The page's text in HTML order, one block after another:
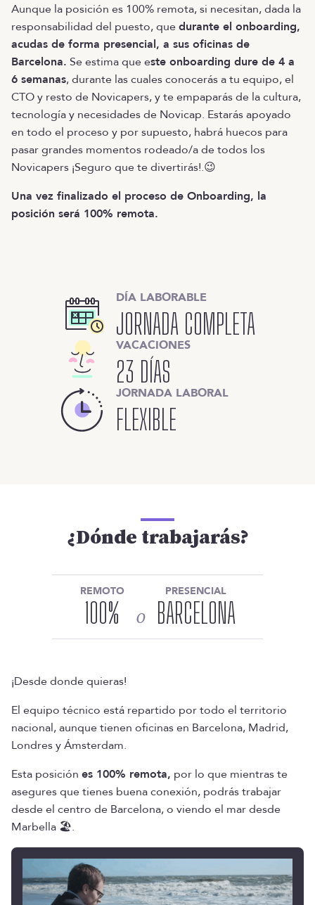
Aunque la posición es 100% remota, si necesitan, dada la
responsabilidad del puesto, quedurante el onboarding,
acudas de forma presencial, a sus oficinas de
Barcelona. Se estima que este onboarding dure de 4 a
6 semanas, durante las cuales conocerás a tu equipo, el
CTO y resto de Novicapers, y te empaparás de la cultura,
tecnología y necesidades de Novicap. Estarás apoyado
en todo el proceso y por supuesto, habrá huecos para
pasar grandes momentos rodeado/a de todos los
Novicapers ¡Seguro que te divertirás!.😉
Una vez finalizado el proceso de Onboarding, la
posición será 100% remota.
DÍA LABORABLE
JORNADA COMPLETA
VACACIONES
23 DÍAS
JORNADA LABORAL
FLEXIBLE
¿Dónde trabajarás?
REMOTO
100% o
PRESENCIAL
BARCELONA
¡Desde donde quieras!
El equipo técnico está repartido por todo el territorio
nacional, aunque tienen oficinas en Barcelona, Madrid,
Londres y Ámsterdam.
Esta posición es 100% remota, por lo que mientras te
asegures que tienes buena conexión, podrás trabajar
desde el centro de Barcelona, o viendo el mar desde
Marbella 🏖️.